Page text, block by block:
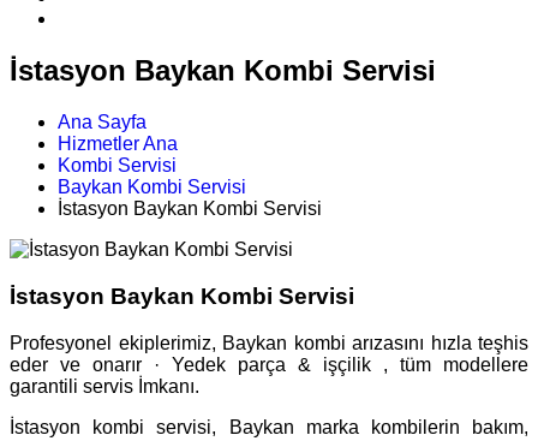
İstasyon Baykan Kombi Servisi
Ana Sayfa
Hizmetler Ana
Kombi Servisi
Baykan Kombi Servisi
İstasyon Baykan Kombi Servisi
İstasyon Baykan Kombi Servisi
Profesyonel ekiplerimiz, Baykan kombi arızasını hızla teşhis
eder ve onarır · Yedek parça & işçilik , tüm modellere
garantili servis İmkanı.
İstasyon kombi servisi, Baykan marka kombilerin bakım,